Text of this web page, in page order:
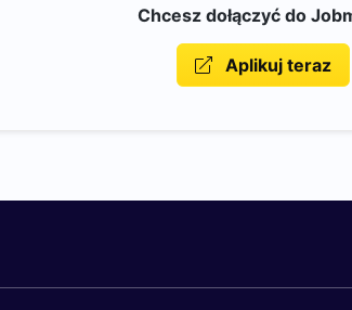
Chcesz dołączyć do
Aplikuj teraz